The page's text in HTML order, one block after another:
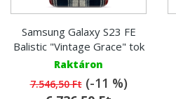
Samsung Galaxy S23 FE
Balistic "Vintage Grace" tok
Raktáron
7.546,50 Ft(-11 %)